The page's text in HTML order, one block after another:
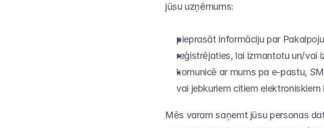
jūsu uzņēmums:
pieprasāt informāciju par
reģistrējaties, lai izmantotu un/vai
komunicē ar mums pa e-pastu,
vai jebkuriem citiem elektroniskiem
Mēs varam saņemt jūsu personas